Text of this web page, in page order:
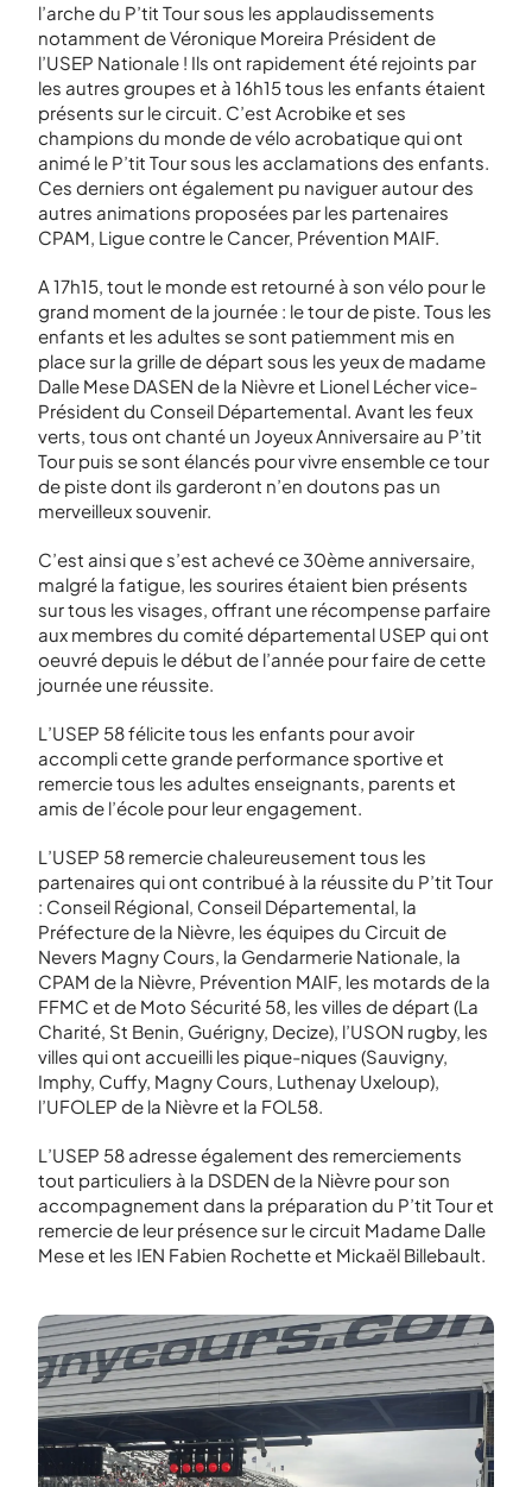
l’arche du P’tit Tour sous les applaudissements
notamment de Véronique Moreira Président de
l’USEP Nationale ! Ils ont rapidement été rejoints par
les autres groupes et à 16h15 tous les enfants étaient
présents sur le circuit. C’est Acrobike et ses
champions du monde de vélo acrobatique qui ont
animé le P’tit Tour sous les acclamations des enfants.
Ces derniers ont également pu naviguer autour des
autres animations proposées par les partenaires
CPAM, Ligue contre le Cancer, Prévention MAIF.
A 17h15, tout le monde est retourné à son vélo pour le
grand moment de la journée : le tour de piste. Tous les
enfants et les adultes se sont patiemment mis en
place sur la grille de départ sous les yeux de madame
Dalle Mese DASEN de la Nièvre et Lionel Lécher vice-
Président du Conseil Départemental. Avant les feux
verts, tous ont chanté un Joyeux Anniversaire au P’tit
Tour puis se sont élancés pour vivre ensemble ce tour
de piste dont ils garderont n’en doutons pas un
merveilleux souvenir.
C’est ainsi que s’est achevé ce 30ème anniversaire,
malgré la fatigue, les sourires étaient bien présents
sur tous les visages, offrant une récompense parfaire
aux membres du comité départemental USEP qui ont
oeuvré depuis le début de l’année pour faire de cette
journée une réussite.
L’USEP 58 félicite tous les enfants pour avoir
accompli cette grande performance sportive et
remercie tous les adultes enseignants, parents et
amis de l’école pour leur engagement.
L’USEP 58 remercie chaleureusement tous les
partenaires qui ont contribué à la réussite du P’tit Tour
: Conseil Régional, Conseil Départemental, la
Préfecture de la Nièvre, les équipes du Circuit de
Nevers Magny Cours, la Gendarmerie Nationale, la
CPAM de la Nièvre, Prévention MAIF, les motards de la
FFMC et de Moto Sécurité 58, les villes de départ (La
Charité, St Benin, Guérigny, Decize), l’USON rugby, les
villes qui ont accueilli les pique-niques (Sauvigny,
Imphy, Cuffy, Magny Cours, Luthenay Uxeloup),
l’UFOLEP de la Nièvre et la FOL58.
L’USEP 58 adresse également des remerciements
tout particuliers à la DSDEN de la Nièvre pour son
accompagnement dans la préparation du P’tit Tour et
remercie de leur présence sur le circuit Madame Dalle
Mese et les IEN Fabien Rochette et Mickaël Billebault.